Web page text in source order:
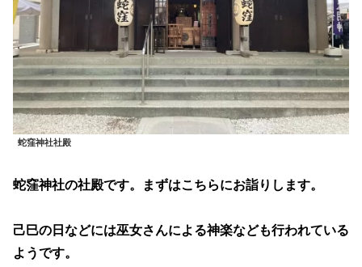
蛇窪神社社殿
蛇窪神社の社殿です。まずはこちらにお詣りします。
己巳の日などには巫女さんによる神楽なども行われている
ようです。